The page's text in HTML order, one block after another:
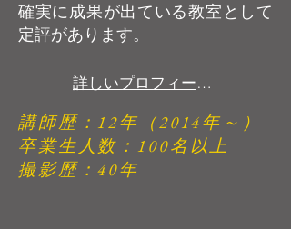
確実に成果が出ている教室として
定評があります。
詳しいプロフィール ＞
講師歴：12年（2014年～）
卒業生人数：100名以上
​撮影歴：40年